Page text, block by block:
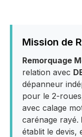
Mission de
Remorquage
relation avec
dépanneur
pour le 2-
avec calage
carénage rayé.
établit le devis,